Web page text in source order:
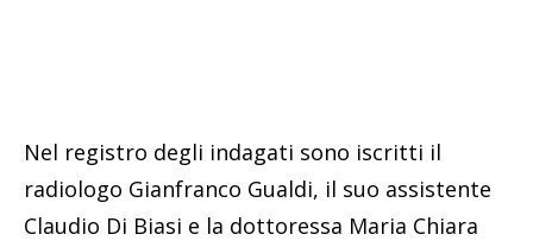
Nel registro degli indagati sono iscritti il
radiologo Gianfranco Gualdi, il suo assistente
Claudio Di Biasi e la dottoressa Maria Chiara